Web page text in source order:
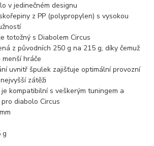
v jedinečném designu
z PP (polypropylen) s vysokou
totožný s Diabolem Circus
z původních 250 g na 215 g, díky čemuž
hráče
uvnitř špulek zajišťuje optimální provozní
zátěži
kompatibilní s veškerým tuningem a
diabolo Circus
g